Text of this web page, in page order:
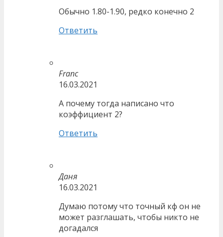
Обычно 1.80-1.90, редко конечно 2
Ответить
Franc
16.03.2021
А почему тогда написано что
коэффициент 2?
Ответить
Даня
16.03.2021
Думаю потому что точный кф он не
может разглашать, чтобы никто не
догадался